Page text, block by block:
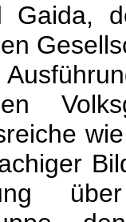
Gaida,